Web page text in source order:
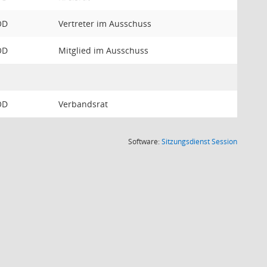
Vertreter im Ausschuss
Mitglied im Ausschuss
Verbandsrat
Software:SitzungsdienstSession(Wird in